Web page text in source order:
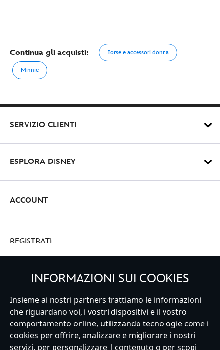
Continua gli acquisti: Borse e accessori donna
Minnie
SERVIZIO CLIENTI
ESPLORA DISNEY
ACCOUNT
REGISTRATI
Italy
Servizio Clienti Termini d'Uso Trova Negozio
Mappa del Sito
INFORMAZIONI SUI COOKIES
Insieme ai nostri partners trattiamo le informazioni
che riguardano voi, i vostri dispositivi e il vostro
comportamento online, utilizzando tecnologie come i
cookies per offrire, analizzare e migliorare i nostri
servizi, per personalizzare il contenuto o per scopi